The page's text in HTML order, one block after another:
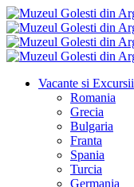
Vacante si Excursii
Romania
Grecia
Bulgaria
Franta
Spania
Turcia
Germania